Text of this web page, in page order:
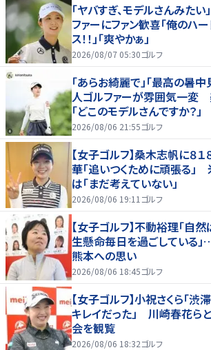
「ヤバすぎ、モデルさんみた
ファーにファン歓喜「俺のハ
ス！！」「爽やかぁ」
2026/08/07 05:30ゴルフ
「あらお綺麗で」「最高の暑
人ゴルファーが雰囲気一変
「どこのモデルさんですか？」
2026/08/06 21:55ゴルフ
【女子ゴルフ】桑木志帆に８
華「追いつくために頑張る
は「まだ考えていない」
2026/08/06 19:11 ゴルフ
【女子ゴルフ】不動裕理「自
生懸命毎日を過ごしている
熊本への思い
2026/08/06 18:45ゴルフ
【女子ゴルフ】小祝さくら「渋
キレイだった」 川崎春花ら
会を観覧
2026/08/06 18:32ゴルフ